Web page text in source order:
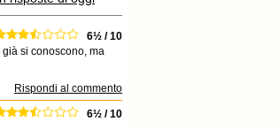
6½ / 10
si conoscono, ma
Rispondi al commento
6½ / 10